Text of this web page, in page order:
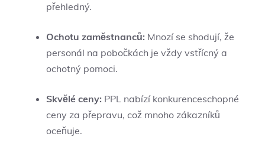
přehledný.
Ochotu zaměstnanců: Mnozí se shodují, že
personál na pobočkách je vždy vstřícný a
ochotný pomoci.
Skvělé ceny: PPL nabízí konkurenceschopné
ceny za přepravu, což mnoho zákazníků
oceňuje.